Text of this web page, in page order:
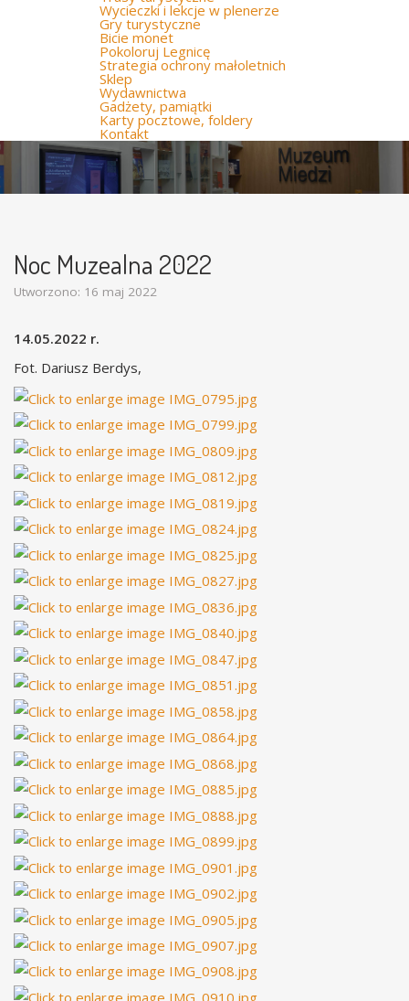
Wycieczki i lekcje w plenerze
Gry turystyczne
Bicie monet
Pokoloruj Legnicę
Strategia ochrony małoletnich
Sklep
Wydawnictwa
Gadżety, pamiątki
Karty pocztowe, foldery
Kontakt
Noc Muzealna 2022
Utworzono: 16 maj 2022
14.05.2022 r.
Fot. Dariusz Berdys,